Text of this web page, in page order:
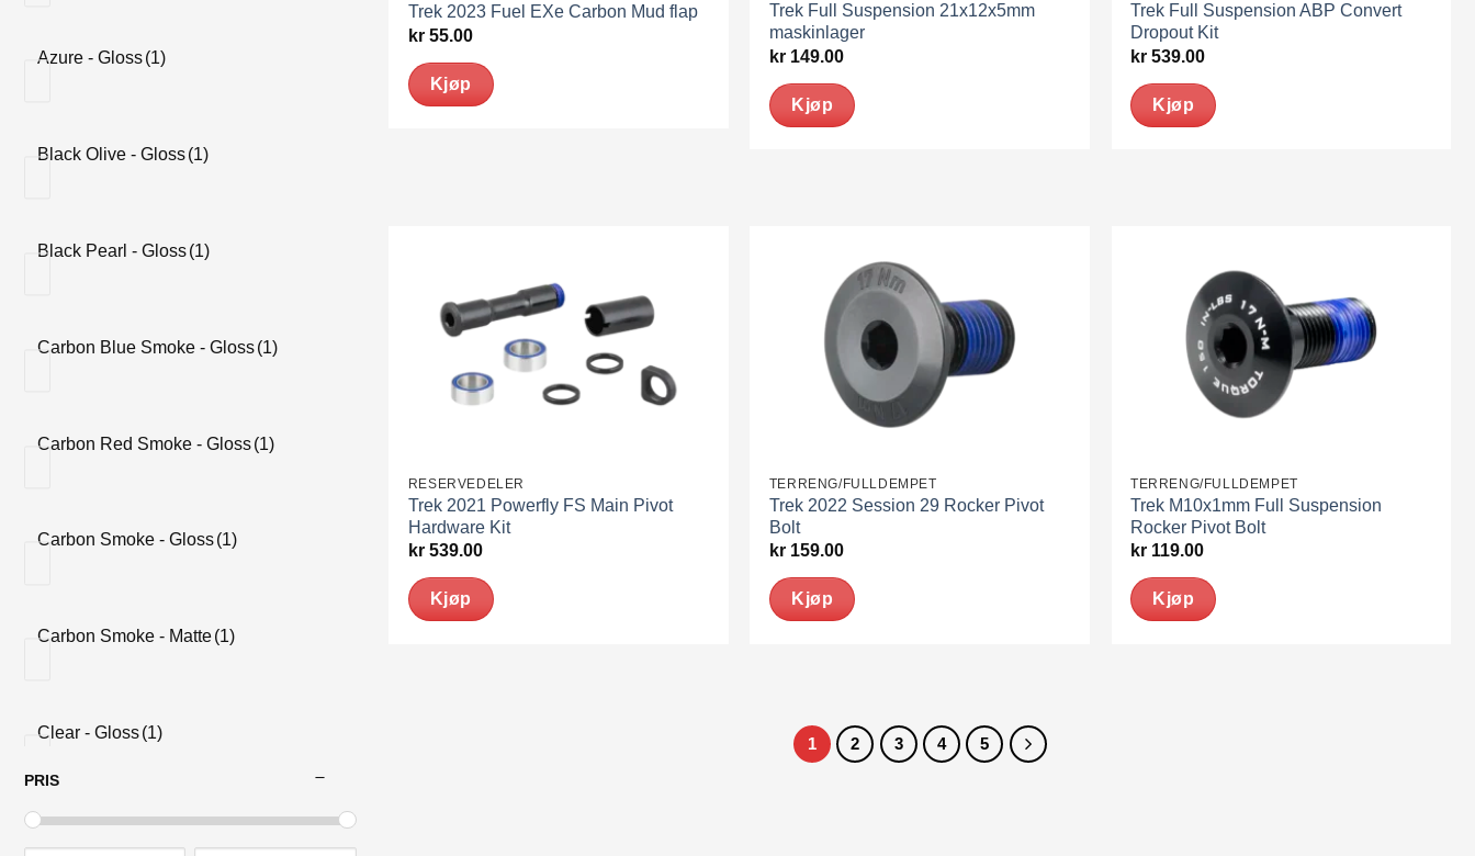
Azure - Gloss(1)
Black Olive - Gloss(1)
Black Pearl - Gloss(1)
Carbon Blue Smoke - Gloss(1)
Carbon Red Smoke - Gloss(1)
Carbon Smoke - Gloss(1)
Carbon Smoke - Matte(1)
Clear - Gloss(1)
Clear - Matte(1)
PRIS
Trek 2023 Fuel EXe Carbon Mud flap
kr55.00
Kjøp
Trek Full Suspension 21x12x5mm
maskinlager
kr149.00
Kjøp
Trek Full Suspension ABP Convert
Dropout Kit
kr 539.00
Kjøp
RESERVEDELER
Trek 2021 Powerfly FS Main Pivot
Hardware Kit
kr539.00
Kjøp
TERRENG/FULLDEMPET
Trek 2022 Session 29 Rocker Pivot
Bolt
kr159.00
Kjøp
TERRENG/FULLDEMPET
Trek M10x1mm Full Suspension
Rocker Pivot Bolt
kr 119.00
Kjøp
1 2 3 4 5